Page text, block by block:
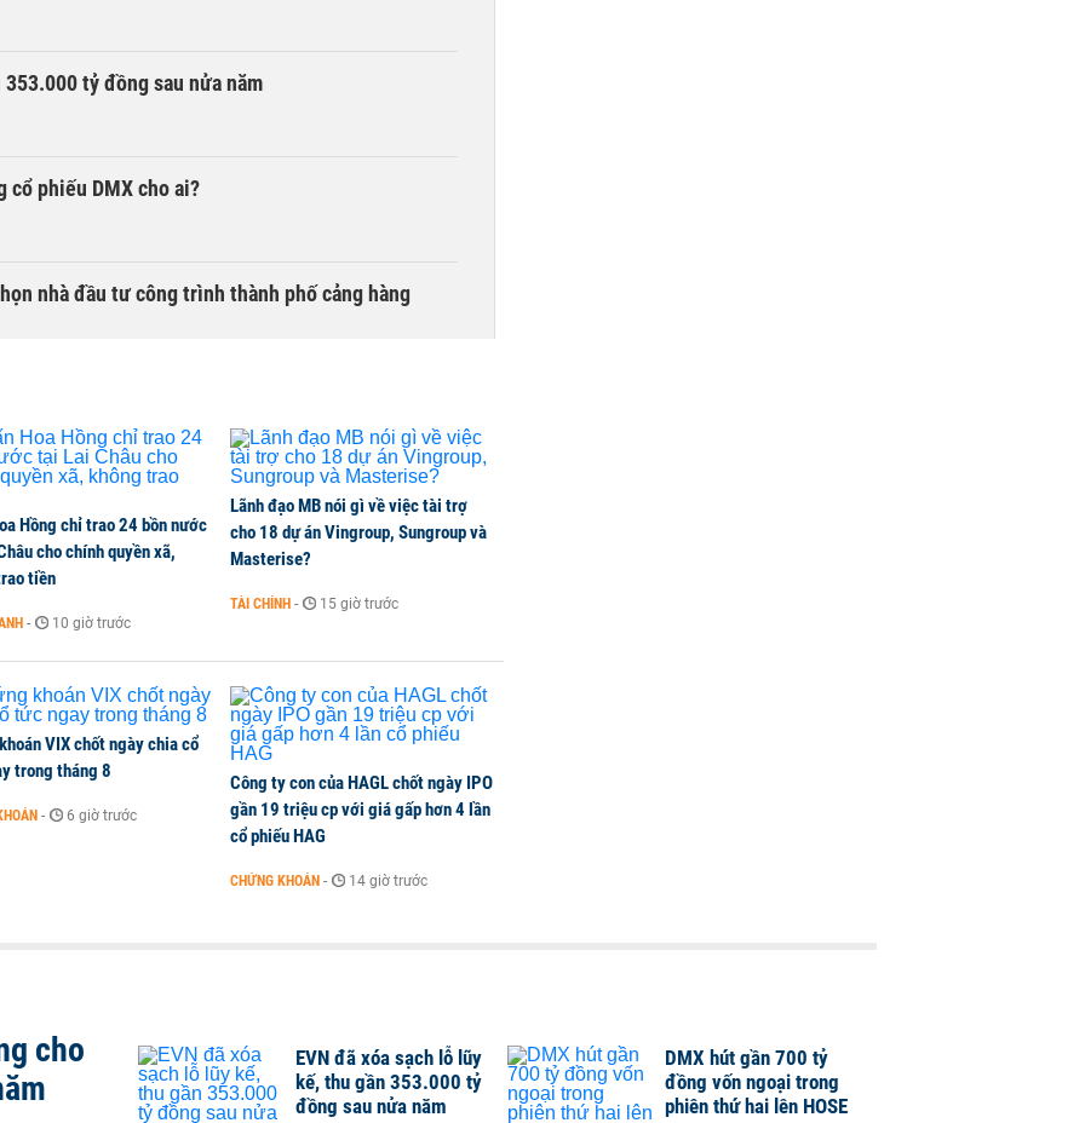
tỷ đồng sau nửa năm
cổ phiếu DMX cho ai?
nhà đầu tư công trình thành phố cảng hàng
ai đã mua vào?
lao động công trình đóng BHXH bắt buộc
Khoa bị khởi tố
Hồng chỉ trao 24 bồn nước
cho chính quyền xã,
tiền
- 10 giờ trước
Lãnh đạo MB nói gì về việc tài trợ
cho 18 dự án Vingroup, Sungroup và
Masterise?
TÀI CHÍNH - 15 giờ trước
VIX chốt ngày chia cổ
trong tháng 8
- 6 giờ trước
Công ty con của HAGL chốt ngày IPO
gần 19 triệu cp với giá gấp hơn 4 lần
cổ phiếu HAG
CHỨNG KHOÁN - 14 giờ trước
cho
EVN đã xóa sạch lỗ lũy
kế, thu gần 353.000 tỷ
đồng sau nửa năm
DMX hút gần 700 tỷ
đồng vốn ngoại trong
phiên thứ hai lên HOSE